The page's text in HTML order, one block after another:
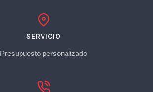
SERVICIO
Presupuesto personalizado